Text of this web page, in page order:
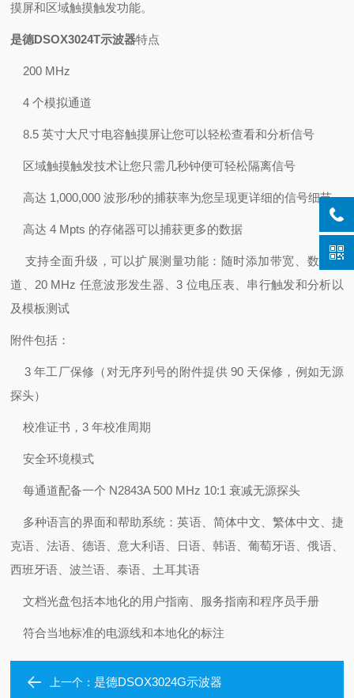
摸屏和区域触摸触发功能。
是德DSOX3024T示波器特点
200 MHz
4 个模拟通道
8.5 英寸大尺寸电容触摸屏让您可以轻松查看和分析信号
区域触摸触发技术让您只需几秒钟便可轻松隔离信号
高达 1,000,000 波形/秒的捕获率为您呈现更详细的信号细节
高达 4 Mpts 的存储器可以捕获更多的数据
支持全面升级，可以扩展测量功能：随时添加带宽、数字通
道、20 MHz 任意波形发生器、3 位电压表、串行触发和分析以
及模板测试
附件包括：
3 年工厂保修（对无序列号的附件提供 90 天保修，例如无源
探头）
校准证书，3 年校准周期
安全环境模式
每通道配备一个 N2843A 500 MHz 10:1 衰减无源探头
多种语言的界面和帮助系统：英语、简体中文、繁体中文、捷
克语、法语、德语、意大利语、日语、韩语、葡萄牙语、俄语、
西班牙语、波兰语、泰语、土耳其语
文档光盘包括本地化的用户指南、服务指南和程序员手册
符合当地标准的电源线和本地化的标注
上一个：是德DSOX3024G示波器